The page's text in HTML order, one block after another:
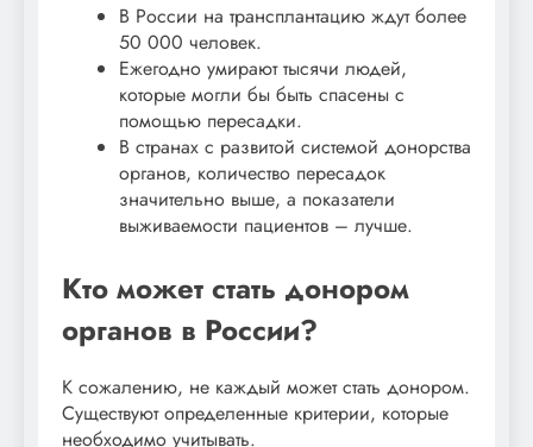
В России на трансплантацию ждут более
50 000 человек.
Ежегодно умирают тысячи людей,
которые могли бы быть спасены с
помощью пересадки.
В странах с развитой системой донорства
органов, количество пересадок
значительно выше, а показатели
выживаемости пациентов – лучше.
Кто может стать донором
органов в России?
К сожалению, не каждый может стать донором.
Существуют определенные критерии, которые
необходимо учитывать.